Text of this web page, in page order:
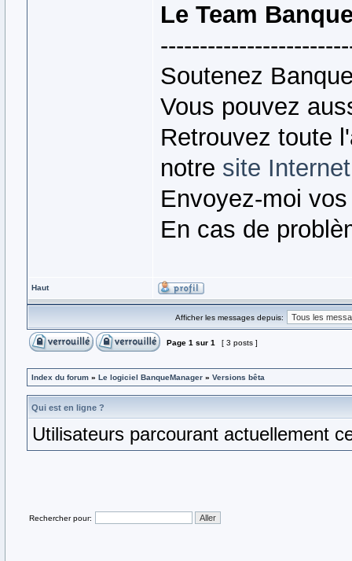
Le Team
Soutenez
Vous pouvez
Retrouvez toute
notre site Internet
Envoyez-moi
En cas de
Haut
Afficher les messages depuis:
Page 1 sur 1 [ 3 posts ]
Index du forum » Le logiciel BanqueManager » Versions bêta
Qui est en ligne ?
Utilisateurs parcourant actuellement
Rechercher pour: